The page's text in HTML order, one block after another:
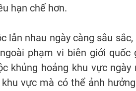
hạn chế hơn.
lẫn nhau ngày càng sâu sắc,
phạm vi biên giới quốc
khủng hoảng khu vực ngày
vực mà có thể ảnh